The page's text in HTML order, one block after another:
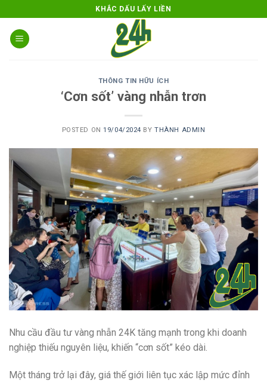
to
content
KHẮC DẤU LẤY LIỀN
THÔNG TIN HỮU ÍCH
‘Cơn sốt’ vàng nhẫn trơn
POSTED ON19/04/2024 BYTHÀNH ADMIN
Nhu cầu đầu tư vàng nhẫn 24K tăng mạnh trong khi doanh
nghiệp thiếu nguyên liệu, khiến “cơn sốt” kéo dài.
Một tháng trở lại đây, giá thế giới liên tục xác lập mức đỉnh